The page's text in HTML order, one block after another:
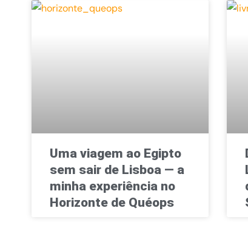
Uma viagem ao Egipto
sem sair de Lisboa — a
minha experiência no
Horizonte de Quéops